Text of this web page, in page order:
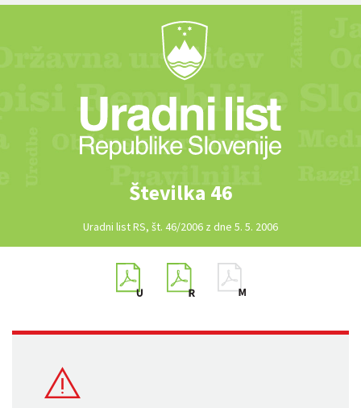
Številka 46
Uradni list RS, št. 46/2006 z dne 5. 5. 2006